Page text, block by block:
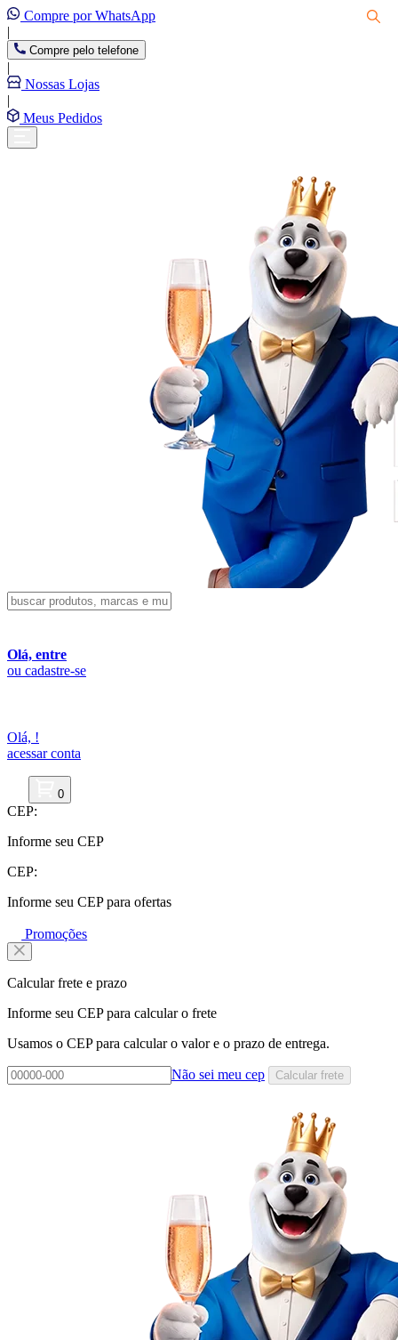
Compre por WhatsApp
|
Compre pelo telefone
|
Nossas Lojas
|
Meus Pedidos
Olá, entre
ou cadastre-se
Olá, !
acessar conta
0
CEP:
Informe seu CEP
CEP:
Informe seu CEP para ofertas
Promoções
Calcular frete e prazo
Informe seu CEP para calcular o frete
Usamos o CEP para calcular o valor e o prazo de entrega.
Não sei meu cep Calcular frete